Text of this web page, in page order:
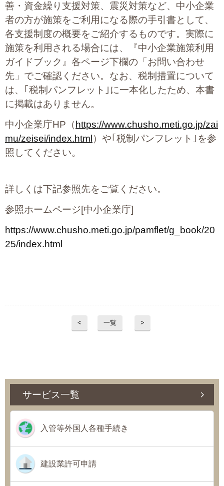
善・資金繰り支援対策、震災対策など、中小企業
者の方が施策をご利用になる際の手引書として、
各支援制度の概要をご紹介するものです。実際に
施策を利用される場合には、『中小企業施策利用
ガイドブック』各ページ下欄の「お問い合わせ
先」でご確認ください。なお、税制措置について
は、｢税制パンフレット｣に一本化したため、本書
に掲載はありません。
中小企業庁HP（ https://www.chusho.meti.go.jp/zai
mu/zeisei/index.html ）や｢税制パンフレット｣を参
照してください。
詳しくは下記参照先をご覧ください。
参照ホームページ[中小企業庁]
https://www.chusho.meti.go.jp/pamflet/g_book/20
25/index.html
< 一覧 >
サービス一覧
入管等外国人各種手続き
建設業許可申請